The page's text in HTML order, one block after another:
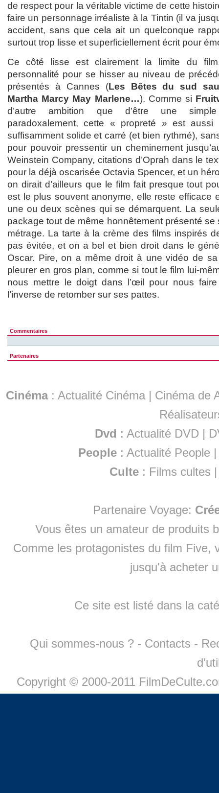
de respect pour la véritable victime de cette
faire un personnage irréaliste à la Tintin (il va
accident, sans que cela ait un quelconque
surtout trop lisse et superficiellement écrit pour
Ce côté lisse est clairement la limite du
personnalité pour se hisser au niveau de
présentés à Cannes (Les Bêtes du sud
Martha Marcy May Marlene…). Comme si
d’autre ambition que d’être une
paradoxalement, cette « propreté » est
suffisamment solide et carré (et bien rythmé),
pour pouvoir pressentir un cheminement
Weinstein Company, citations d’Oprah dans le
pour la déjà oscarisée Octavia Spencer, et un
on dirait d’ailleurs que le film fait presque tout
est le plus souvent anonyme, elle reste efficace
une ou deux scènes qui se démarquent. La
package tout de même honnêtement présenté se
métrage. La tarte à la crème des films inspirés
pas évitée, et on a bel et bien droit dans le
Oscar. Pire, on a même droit à une vidéo de
pleurer en gros plan, comme si tout le film lui-
nous mettre le doigt dans l’œil pour nous faire
l’inverse de retomber sur ses pattes.
Commentaires
Partenaires
Cinéma: Actualité Cinéma | Cinéma de
Dvd : Actualité DVD |
People :Actualité People
Culte : Films cultes
Partenaire Voyage:
Vous êtes un amateur de produits
Comme les protagonistes du film Five,
jusqu'à acheter
Ce site est listé dans la
Qui sommes-nous ? - Contacts -
Copyright © 2000-2011